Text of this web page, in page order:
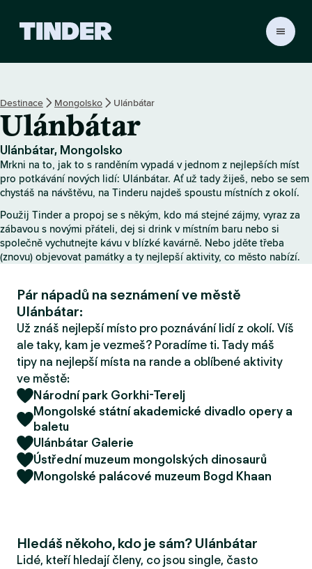
s
k
á
s
t
r
á
k
a
T
i
d
r
Destinace Mongolsko Ulánbátar
Ulánbátar
Ulánbátar, Mongolsko
Mrkni na to, jak to s randěním vypadá v jednom z nejlepších míst
pro potkávání nových lidí: Ulánbátar. Ať už tady žiješ, nebo se sem
chystáš na návštěvu, na Tinderu najdeš spoustu místních z okolí.
Použij Tinder a propoj se s někým, kdo má stejné zájmy, vyraz za
zábavou s novými přáteli, dej si drink v místním baru nebo si
společně vychutnejte kávu v blízké kavárně. Nebo jděte třeba
(znovu) objevovat památky a ty nejlepší aktivity, co město nabízí.
Pár nápadů na seznámení ve městě
Ulánbátar:
Už znáš nejlepší místo pro poznávání lidí z okolí. Víš
ale taky, kam je vezmeš? Poradíme ti. Tady máš
tipy na nejlepší místa na rande a oblíbené aktivity
ve městě:
Národní park Gorkhi-Terelj
Mongolské státní akademické divadlo opery a
baletu
Ulánbátar Galerie
Ústřední muzeum mongolských dinosaurů
Mongolské palácové muzeum Bogd Khaan
Hledáš někoho, kdo je sám? Ulánbátar
Lidé, kteří hledají členy, co jsou single, často